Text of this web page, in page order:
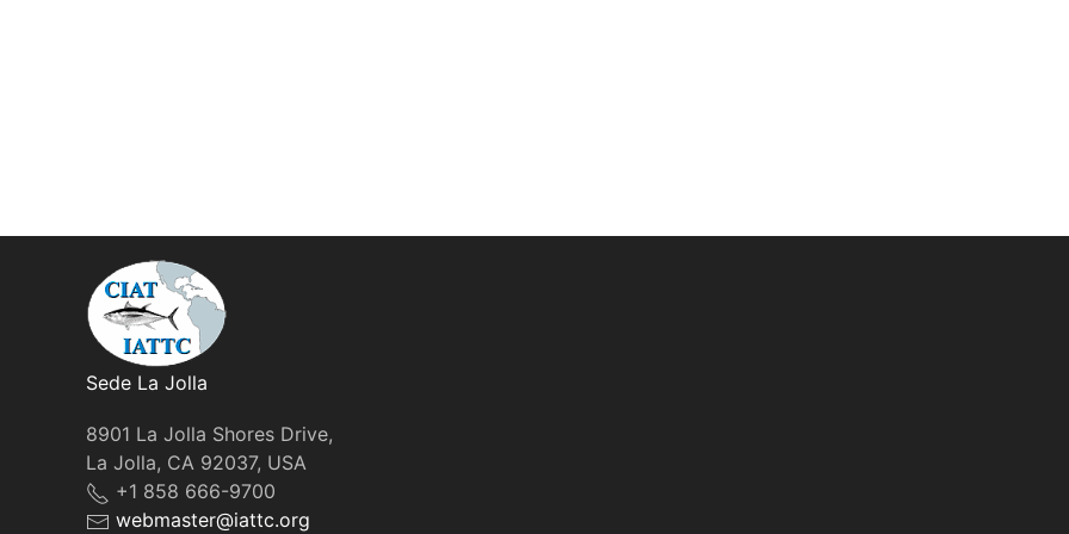
Sede La Jolla
8901 La Jolla Shores Drive,
La Jolla, CA 92037, USA
+1 858 666-9700
webmaster@iattc.org